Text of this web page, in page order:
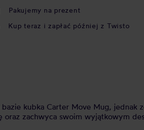
Pakujemy na prezent
Kup teraz i zapłać później z Twisto
kubka Carter Move Mug, jednak
zachwyca swoim wyjątkowym